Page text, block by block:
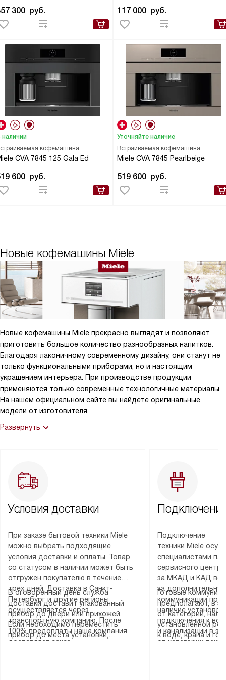
300 руб. 117 000 руб.
кофемашина
CVA 7845 125 Gala Ed
наличии
600 руб.
Встраиваемая кофемашина
Miele CVA 7845 Pearlbeige
Уточняйте наличие
519 600 руб.
Новые кофемашины Miele
Новые кофемашины Miele прекрасно выглядят и позволяют
приготовить большое количество разнообразных напитков.
Благодаря лаконичному современному дизайну, они станут не
только функциональными приборами, но и настоящим
украшением интерьера. При производстве продукции
применяются только современные технологичные материалы.
На нашем официальном сайте вы найдете оригинальные
модели от изготовителя.
Развернуть
Условия доставки
При заказе бытовой техники Miele
можно выбрать подходящие
условия доставки и оплаты. Товар
со статусом в наличии может быть
отгружен покупателю в течение
трех дней. Доставка в Санкт-
Петербург и другие регионы
осуществляется через
транспортную компанию. После
100% предоплаты наша компания
доставляет заказ
В оговоренный день служба
доставки доставит упакованный
прибор до двери или прихожей.
Если необходимо переместить
прибор до места установки,
Подключение
техники Miele
специалистами
сервисного
за МКАД и КАД
за
коммуникации
наличие
подключения к
и канализации в
от категории
Готовые
предполагают, в
от категории,
установленной
к воде, крана и